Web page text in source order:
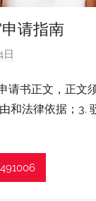
请指南
日
:
h
h
请书正文，正文
和法律依据；3.